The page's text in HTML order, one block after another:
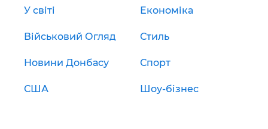
У світі Економіка
Військовий Огляд Стиль
Новини Донбасу Спорт
США Шоу-бізнес